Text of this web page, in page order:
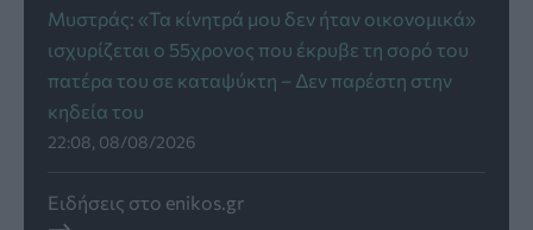
Μυστράς: «Τα κίνητρά μου δεν ήταν οικονομικά»
ισχυρίζεται ο 55χρονος που έκρυβε τη σορό του
πατέρα του σε καταψύκτη – Δεν παρέστη στην
κηδεία του
22:08, 08/08/2026
Ειδήσεις στο enikos.gr